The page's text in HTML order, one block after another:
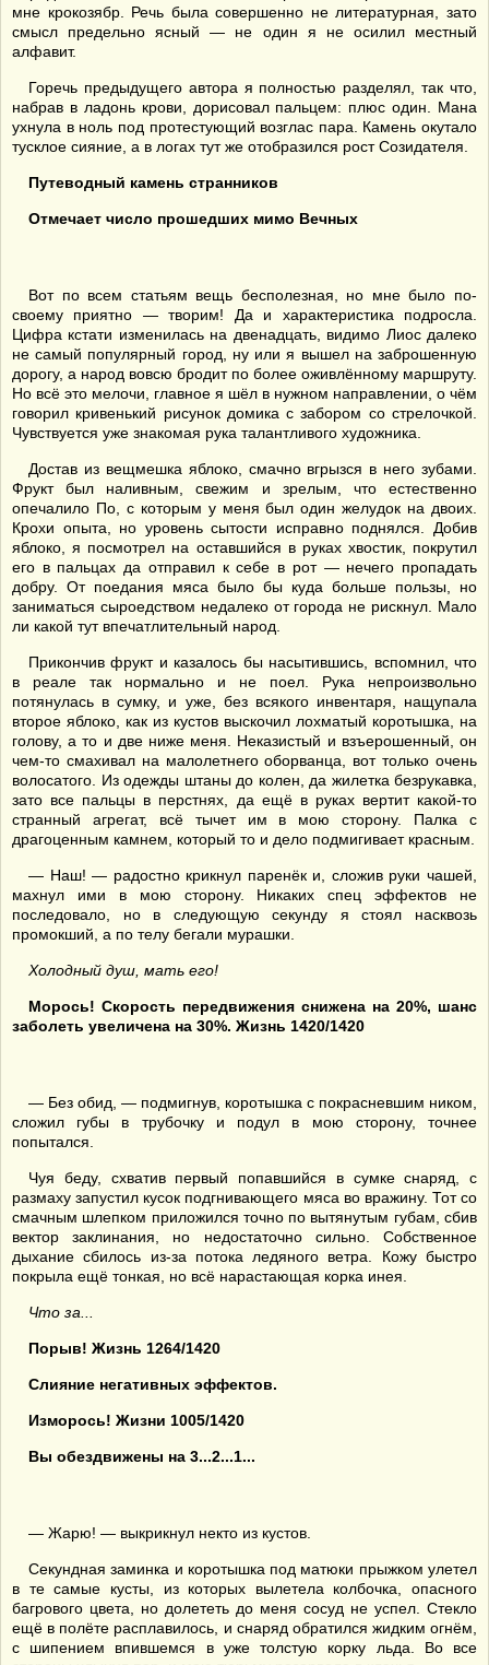
мне крокозябр. Речь была совершенно не литературная, зато
смысл предельно ясный — не один я не осилил местный
алфавит.
Горечь предыдущего автора я полностью разделял, так что,
набрав в ладонь крови, дорисовал пальцем: плюс один. Мана
ухнула в ноль под протестующий возглас пара. Камень окутало
тусклое сияние, а в логах тут же отобразился рост Созидателя.
Путеводный камень странников
Отмечает число прошедших мимо Вечных
Вот по всем статьям вещь бесполезная, но мне было по-
своему приятно — творим! Да и характеристика подросла.
Цифра кстати изменилась на двенадцать, видимо Лиос далеко
не самый популярный город, ну или я вышел на заброшенную
дорогу, а народ вовсю бродит по более оживлённому маршруту.
Но всё это мелочи, главное я шёл в нужном направлении, о чём
говорил кривенький рисунок домика с забором со стрелочкой.
Чувствуется уже знакомая рука талантливого художника.
Достав из вещмешка яблоко, смачно вгрызся в него зубами.
Фрукт был наливным, свежим и зрелым, что естественно
опечалило По, с которым у меня был один желудок на двоих.
Крохи опыта, но уровень сытости исправно поднялся. Добив
яблоко, я посмотрел на оставшийся в руках хвостик, покрутил
его в пальцах да отправил к себе в рот — нечего пропадать
добру. От поедания мяса было бы куда больше пользы, но
заниматься сыроедством недалеко от города не рискнул. Мало
ли какой тут впечатлительный народ.
Прикончив фрукт и казалось бы насытившись, вспомнил, что
в реале так нормально и не поел. Рука непроизвольно
потянулась в сумку, и уже, без всякого инвентаря, нащупала
второе яблоко, как из кустов выскочил лохматый коротышка, на
голову, а то и две ниже меня. Неказистый и взъерошенный, он
чем-то смахивал на малолетнего оборванца, вот только очень
волосатого. Из одежды штаны до колен, да жилетка безрукавка,
зато все пальцы в перстнях, да ещё в руках вертит какой-то
странный агрегат, всё тычет им в мою сторону. Палка с
драгоценным камнем, который то и дело подмигивает красным.
— Наш! — радостно крикнул паренёк и, сложив руки чашей,
махнул ими в мою сторону. Никаких спец эффектов не
последовало, но в следующую секунду я стоял насквозь
промокший, а по телу бегали мурашки.
Холодный душ, мать его!
Морось! Скорость передвижения снижена на 20%, шанс
заболеть увеличена на 30%. Жизнь 1420/1420
— Без обид, — подмигнув, коротышка с покрасневшим ником,
сложил губы в трубочку и подул в мою сторону, точнее
попытался.
Чуя беду, схватив первый попавшийся в сумке снаряд, с
размаху запустил кусок подгнивающего мяса во вражину. Тот со
смачным шлепком приложился точно по вытянутым губам, сбив
вектор заклинания, но недостаточно сильно. Собственное
дыхание сбилось из-за потока ледяного ветра. Кожу быстро
покрыла ещё тонкая, но всё нарастающая корка инея.
Что за...
Порыв! Жизнь 1264/1420
Слияние негативных эффектов.
Изморось! Жизни 1005/1420
Вы обездвижены на 3...2...1...
— Жарю! — выкрикнул некто из кустов.
Секундная заминка и коротышка под матюки прыжком улетел
в те самые кусты, из которых вылетела колбочка, опасного
багрового цвета, но долететь до меня сосуд не успел. Стекло
ещё в полёте расплавилось, и снаряд обратился жидким огнём,
с шипением впившемся в уже толстую корку льда. Во все